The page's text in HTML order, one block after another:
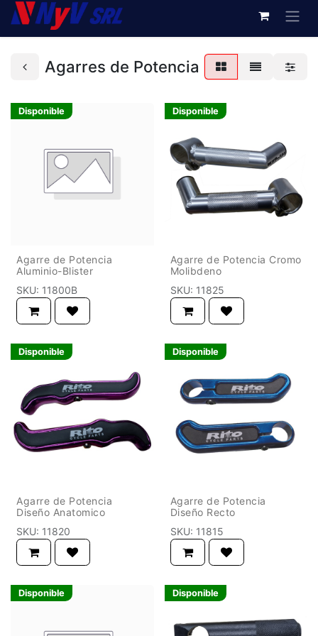
Agarres de Potencia
Disponible
Agarre de Potencia
Aluminio-Blister
SKU: 11800B
Disponible
Agarre de Potencia Cromo
Molibdeno
SKU: 11825
Disponible
Agarre de Potencia
Diseño Anatomico
SKU: 11820
Disponible
Agarre de Potencia
Diseño Recto
SKU: 11815
Disponible Disponible